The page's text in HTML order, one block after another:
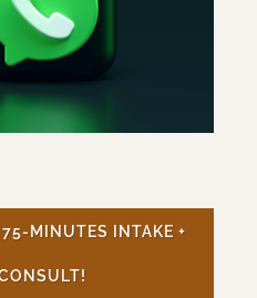
75-MINUTES INTAKE +